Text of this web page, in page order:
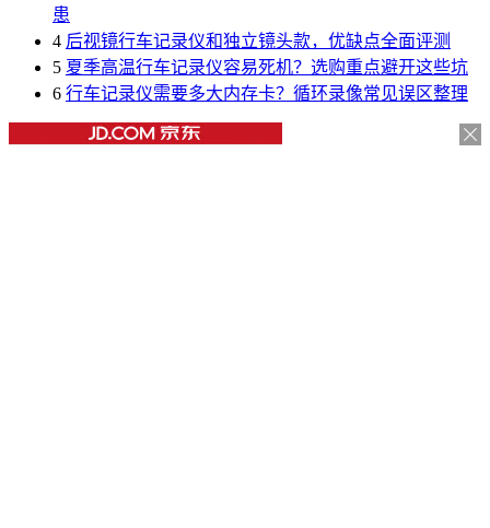
患
4 后视镜行车记录仪和独立镜头款，优缺点全面评测
5 夏季高温行车记录仪容易死机？选购重点避开这些坑
6 行车记录仪需要多大内存卡？循环录像常见误区整理